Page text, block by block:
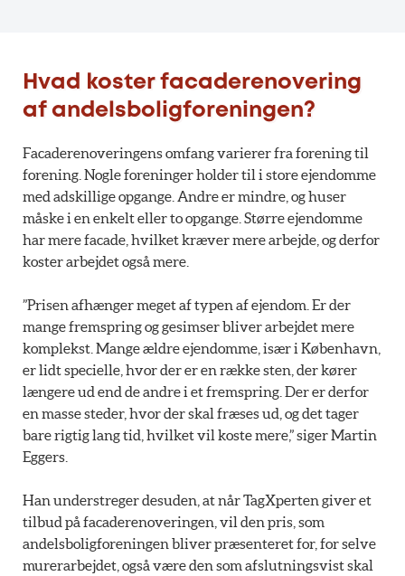
Hvad koster facaderenovering
af andelsboligforeningen?
Facaderenoveringens omfang varierer fra forening til
forening. Nogle foreninger holder til i store ejendomme
med adskillige opgange. Andre er mindre, og huser
måske i en enkelt eller to opgange. Større ejendomme
har mere facade, hvilket kræver mere arbejde, og derfor
koster arbejdet også mere.
”Prisen afhænger meget af typen af ejendom. Er der
mange fremspring og gesimser bliver arbejdet mere
komplekst. Mange ældre ejendomme, især i København,
er lidt specielle, hvor der er en række sten, der kører
længere ud end de andre i et fremspring. Der er derfor
en masse steder, hvor der skal fræses ud, og det tager
bare rigtig lang tid, hvilket vil koste mere,” siger Martin
Eggers.
Han understreger desuden, at når TagXperten giver et
tilbud på facaderenoveringen, vil den pris, som
andelsboligforeningen bliver præsenteret for, for selve
murerarbejdet, også være den som afslutningsvist skal